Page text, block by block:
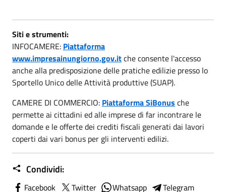
Siti e strumenti:
INFOCAMERE: Piattaforma
www.impresainungiorno.gov.itche consente l'accesso
anche alla predisposizione delle pratiche edilizie presso lo
Sportello Unico delle Attività produttive (SUAP).
CAMERE DI COMMERCIO: Piattaforma SiBonus che
permette ai cittadini ed alle imprese di far incontrare le
domande e le offerte dei crediti fiscali generati dai lavori
coperti dai vari bonus per gli interventi edilizi.
Condividi:
Facebook Twitter Whatsapp Telegram